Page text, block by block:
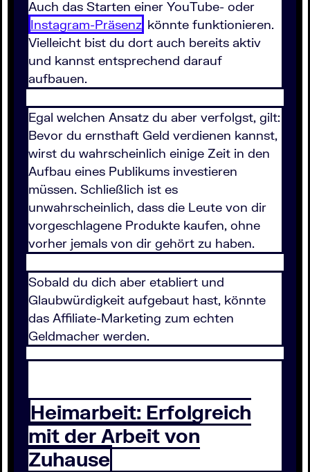
Auch das Starten einer YouTube- oder
Instagram-Präsenz könnte funktionieren.
Vielleicht bist du dort auch bereits aktiv
und kannst entsprechend darauf
aufbauen.
Egal welchen Ansatz du aber verfolgst, gilt:
Bevor du ernsthaft Geld verdienen kannst,
wirst du wahrscheinlich einige Zeit in den
Aufbau eines Publikums investieren
müssen. Schließlich ist es
unwahrscheinlich, dass die Leute von dir
vorgeschlagene Produkte kaufen, ohne
vorher jemals von dir gehört zu haben.
Sobald du dich aber etabliert und
Glaubwürdigkeit aufgebaut hast, könnte
das Affiliate-Marketing zum echten
Geldmacher werden.
Heimarbeit: Erfolgreich
mit der Arbeit von
Zuhause